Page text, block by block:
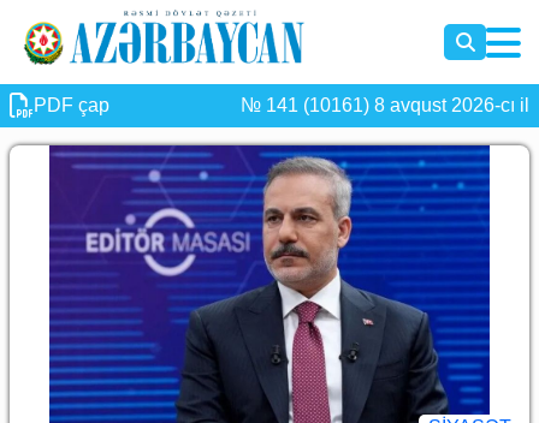
PDF çap № 141 (10161) 8 avqust 2026-cı il